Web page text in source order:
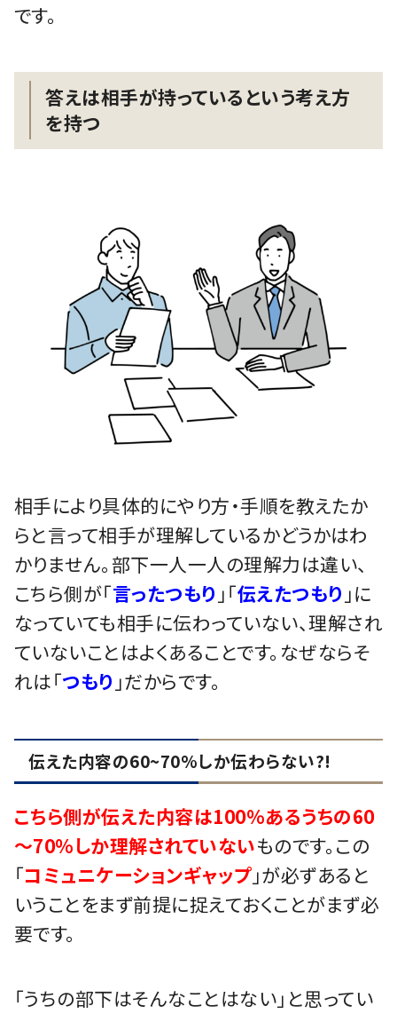
です。
答えは相手が持っているという考え方
を持つ
相手により具体的にやり方・手順を教えたか
らと言って相手が理解しているかどうかはわ
かりません。部下一人一人の理解力は違い、
こちら側が「言ったつもり 」「伝えたつもり 」に
なっていても相手に伝わっていない、理解され
ていないことはよくあることです。なぜならそ
れは「つもり 」だからです。
伝えた内容の60~70%しか伝わらない?!
こちら側が伝えた内容は100％あるうちの60
～70％しか理解されていないものです。この
「コミュニケーションギャップ」が必ずあると
いうことをまず前提に捉えておくことがまず必
要です。
「うちの部下はそんなことはない」と思ってい